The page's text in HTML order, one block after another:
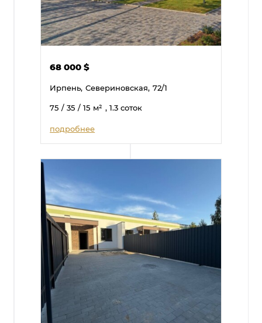
68 000$
Ирпень, Севериновская, 72/1
75 / 35 / 15 м² , 1.3 соток
подробнее